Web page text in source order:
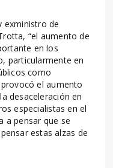
exministro de
“el aumento de
en los
particularmente en
como
el aumento
desaceleración en
especialistas en el
a pensar que se
estas alzas de